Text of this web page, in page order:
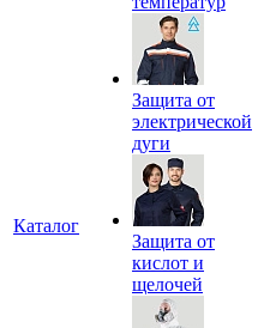
Каталог
Защита от
электрической
дуги
Защита от
кислот и
щелочей